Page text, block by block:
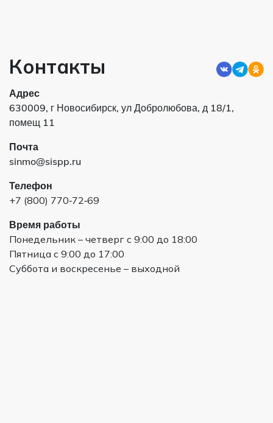
Контакты
Адрес
630009, г Новосибирск, ул Добролюбова, д 18/1,
помещ 11
Почта
sinmo@sispp.ru
Телефон
+7 (800) 770‑72‑69
Время работы
Понедельник – четверг с 9:00 до 18:00
Пятница с 9:00 до 17:00
Суббота и воскресенье – выходной